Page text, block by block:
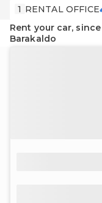
1 RENTAL OFFICE
Rent your car,
Barakaldo